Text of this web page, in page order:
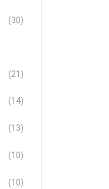
(30)
(21)
(14)
(13)
(10)
(10)